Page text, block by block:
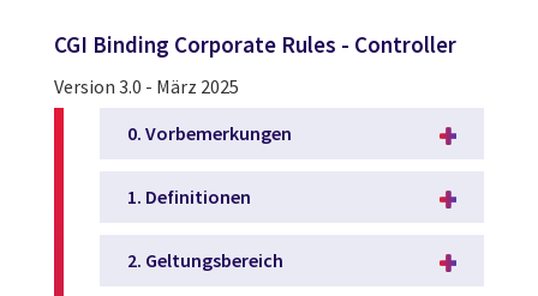
CGI Binding Corporate Rules - Controller
Version 3.0 - März 2025
0. Vorbemerkungen
1. Definitionen
2. Geltungsbereich